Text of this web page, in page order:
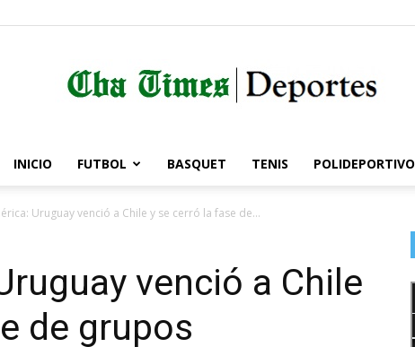
Córdoba
Times
INICIO FUTBOL BASQUET TENIS POLIDEPORTIVO
Uruguay venció a Chile y se cerró la fase de...
venció a Chile
de grupos